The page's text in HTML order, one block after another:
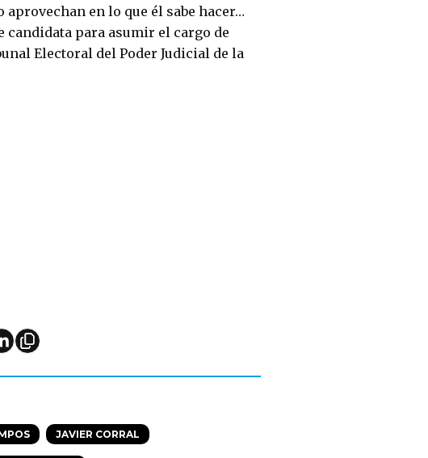
en lo que él sabe hacer…
candidata para asumir el cargo de
Electoral del Poder Judicial de la
JAVIER CORRAL